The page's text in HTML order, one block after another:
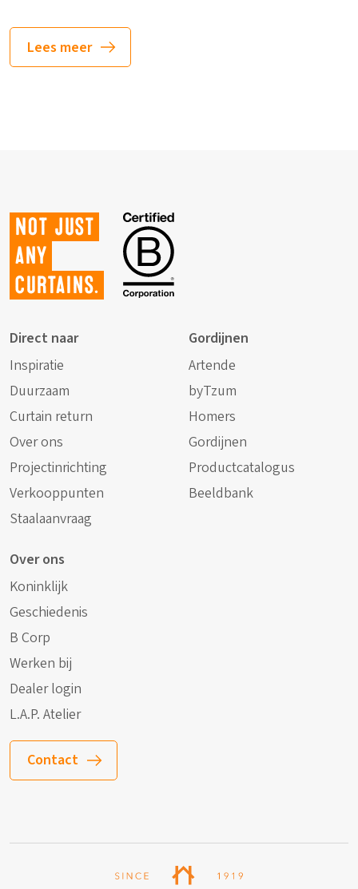
Lees meer
Not just
any
curtains.
Direct naar
Inspiratie
Duurzaam
Curtain return
Over ons
Projectinrichting
Verkooppunten
Staalaanvraag
Gordijnen
Artende
byTzum
Homers
Gordijnen
Productcatalogus
Beeldbank
Over ons
Koninklijk
Geschiedenis
B Corp
Werken bij
Dealer login
L.A.P. Atelier
Contact